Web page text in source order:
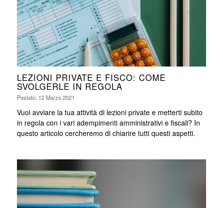
LEZIONI PRIVATE E FISCO: COME
SVOLGERLE IN REGOLA
Postato: 12 Marzo 2021
Vuoi avviare la tua attività di lezioni private e metterti subito
in regola con i vari adempimenti amministrativi e fiscali? In
questo articolo cercheremo di chiarire tutti questi aspetti.